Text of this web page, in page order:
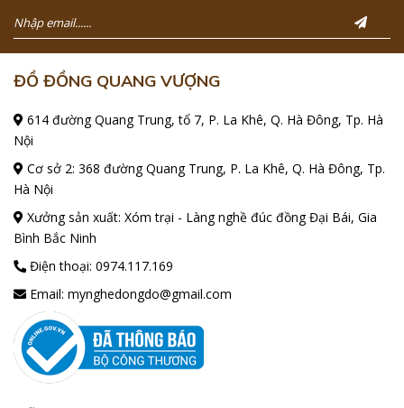
ĐỒ ĐỒNG QUANG VƯỢNG
614 đường Quang Trung, tổ 7, P. La Khê, Q. Hà Đông, Tp. Hà
Nội
Cơ sở 2: 368 đường Quang Trung, P. La Khê, Q. Hà Đông, Tp.
Hà Nội
Xưởng sản xuất: Xóm trại - Làng nghề đúc đồng Đại Bái, Gia
Bình Bắc Ninh
Điện thoại: 0974.117.169
Email: mynghedongdo@gmail.com